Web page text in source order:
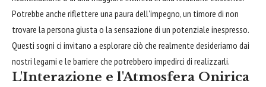
Potrebbe anche riflettere una paura dell'impegno, un timore di non
trovare la persona giusta o la sensazione di un potenziale inespresso.
Questi sogni ci invitano a esplorare ciò che realmente desideriamo dai
nostri legami e le barriere che potrebbero impedirci di realizzarli.
L'Interazione e l'Atmosfera Onirica